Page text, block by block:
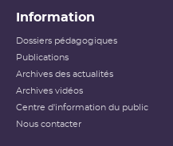
Information
Dossiers pédagogiques
Publications
Archives des actualités
Archives vidéos
Centre d'information du public
Nous contacter